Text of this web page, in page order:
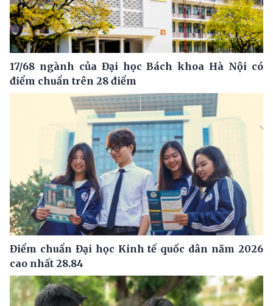
17/68 ngành của Đại học Bách khoa Hà Nội có
điểm chuẩn trên 28 điểm
Điểm chuẩn Đại học Kinh tế quốc dân năm 2026
cao nhất 28.84